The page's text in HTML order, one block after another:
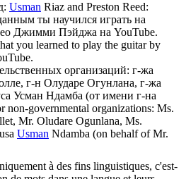
Usman Riaz and Preston Reed:
ты научился играть на
Джимми Пэйджа на YouTube.
you learned to play the guitar by
организаций: г-жа
г-н Олударе Огунлана, г-жа
Усман Ндамба (от имени г-на
non-governmental organizations: Ms.
Mr. Oludare Ogunlana, Ms.
Usman Ndamba (on behalf of Mr.
à des fins linguistiques, c'est-